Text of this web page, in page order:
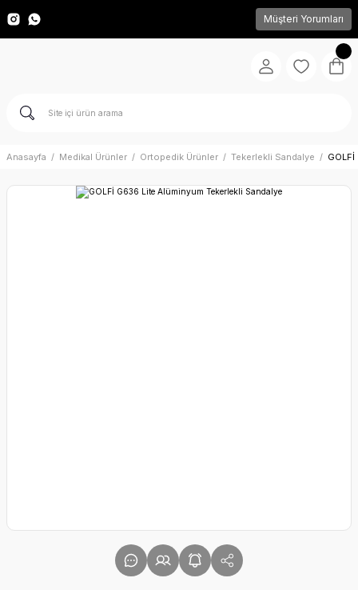
Müşteri Yorumları
Anasayfa Medikal Ürünler Ortopedik Ürünler Tekerlekli Sandalye